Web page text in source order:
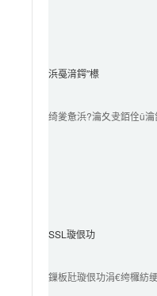
浜戞湇鍔″櫒
绮夎惫浜?瀹夊叏銆佺ǔ
SSL璇佷功
鏁板瓧璇佷功涓€绔欏紡